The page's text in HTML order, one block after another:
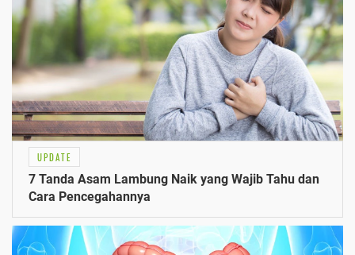
UPDATE
7 Tanda Asam Lambung Naik yang Wajib Tahu dan
Cara Pencegahannya